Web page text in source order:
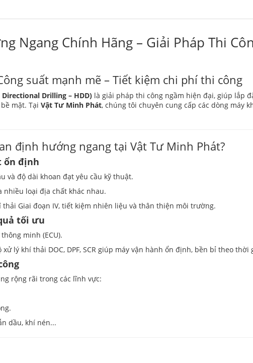
Ngang Chính Hãng – Giải Pháp Thi
suất mạnh mẽ – Tiết kiệm chi phí thi công
Drilling – HDD) là giải pháp thi công ngầm hiện đại, giúp lắp
mặt. Tại Vật Tư Minh Phát, chúng tôi chuyên cung cấp các dòng máy
định hướng ngang tại Vật Tư Minh Phát?
ổn định
và độ dài khoan đạt yêu cầu kỹ thuật.
nhiều loại địa chất khác nhau.
Giai đoạn IV, tiết kiệm nhiên liệu và thân thiện môi trường.
tối ưu
minh (ECU).
lý khí thải DOC, DPF, SCR giúp máy vận hành ổn định, bền bỉ theo thời
rộng rãi trong các lĩnh vực:
dầu, khí nén...